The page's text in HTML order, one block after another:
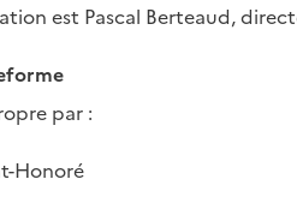
est Pascal Berteaud,
par :
Honoré